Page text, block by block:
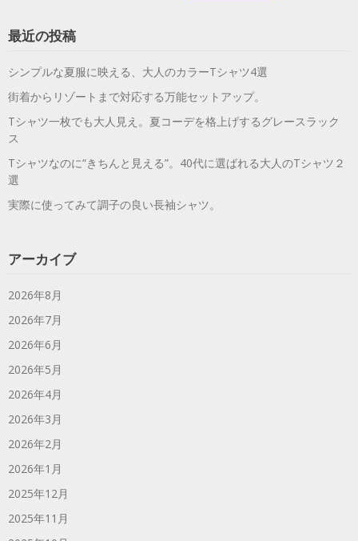
最近の投稿
シンプルな夏服に映える、大人のカラーTシャツ4選
街着からリゾートまで対応する万能セットアップ。
Tシャツ一枚でも大人見え。夏コーデを格上げするグレースラック
ス
Tシャツなのに“きちんと見える”。40代に選ばれる大人のTシャツ２
選
実際に使ってみて調子の良い長袖シャツ。
アーカイブ
2026年8月
2026年7月
2026年6月
2026年5月
2026年4月
2026年3月
2026年2月
2026年1月
2025年12月
2025年11月